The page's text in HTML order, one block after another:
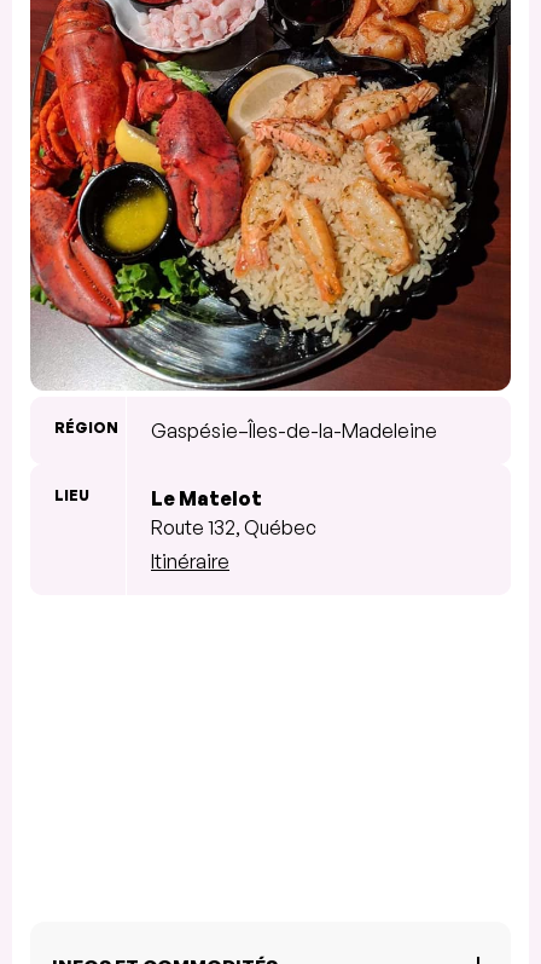
RÉGION Gaspésie–Îles-de-la-Madeleine
LIEU
Le Matelot
Route 132, Québec
Itinéraire